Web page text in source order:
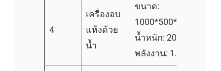
4
เครื่องอบ
แห้งด้วย
น้ำ
ขนาด:
1000*500*700mm
น้ำหนัก: 200kg
พลังงาน: 1.5 kW